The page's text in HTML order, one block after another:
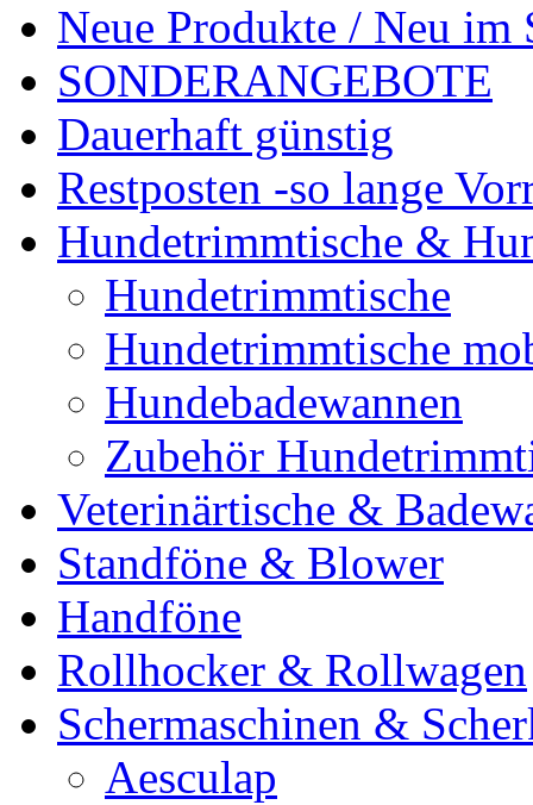
Neue Produkte / Neu im
SONDERANGEBOTE
Dauerhaft günstig
Restposten -so lange
Hundetrimmtische &
Hundetrimmtische
Hundetrimmtische
Hundebadewannen
Zubehör
Veterinärtische &
Standföne & Blower
Handföne
Rollhocker & Rollwagen
Schermaschinen &
Aesculap